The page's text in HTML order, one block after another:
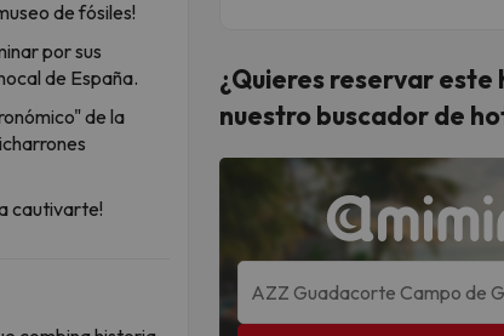
de fósiles!
por sus
de España.
de la
cautivarte!
¿Quieres reservar este
nuestro buscador de